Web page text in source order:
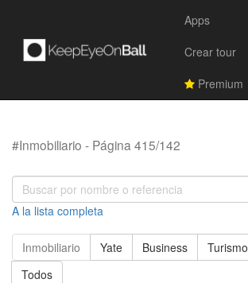
Apps
Crear tour
Premium
#Inmobiliario - Página 415/142
A la lista completa
Inmobiliario Yate Business Turismo
Todos